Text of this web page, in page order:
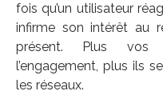
fois qu’un utilisateur
infirme son intérêt au
présent. Plus vos
l’engagement, plus ils
les réseaux.